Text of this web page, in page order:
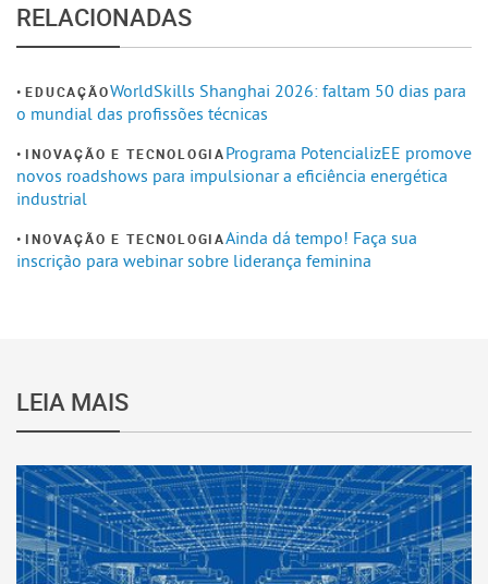
RELACIONADAS
EDUCAÇÃOWorldSkills Shanghai 2026: faltam 50 dias para
o mundial das profissões técnicas
INOVAÇÃO E TECNOLOGIAPrograma PotencializEE promove
novos roadshows para impulsionar a eficiência energética
industrial
INOVAÇÃO E TECNOLOGIAAinda dá tempo! Faça sua
inscrição para webinar sobre liderança feminina
LEIA MAIS